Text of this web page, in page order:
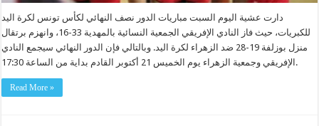
دارت عشية اليوم السبت مباريات الدور نصف النهائي لكأس تونس لكرة اليد
للكبريات، حيث فاز النادي الإفريقي الجمعية النسائية بالمهدية 33-16، وانهزم برتقال
منزل بوزلفة 19-28 ضد الزهراء لكرة اليد. وبالتالي فإن الدور النهائي سيجمع النادي
الإفريقي وجمعية الزهراء يوم الخميس 21 أكتوبر القادم بداية من الساعة 17:30.
Read More »